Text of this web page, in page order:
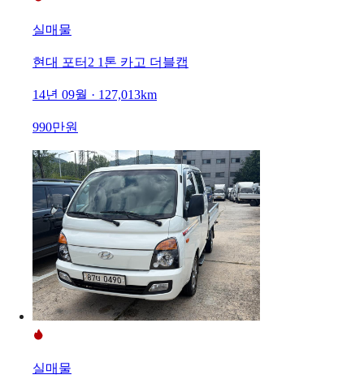
실매물
현대 포터2 1톤 카고 더블캡
14년 09월 · 127,013km
990만원
실매물